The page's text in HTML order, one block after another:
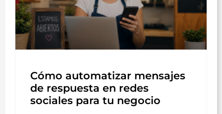
Cómo automatizar mensajes
de respuesta en redes
sociales para tu negocio